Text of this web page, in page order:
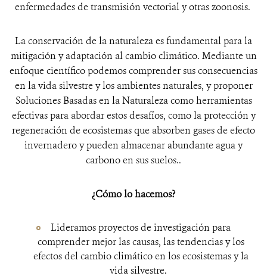
enfermedades de transmisión vectorial y otras zoonosis.
La conservación de la naturaleza es fundamental para la
mitigación y adaptación al cambio climático. Mediante un
enfoque científico podemos comprender sus consecuencias
en la vida silvestre y los ambientes naturales, y proponer
Soluciones Basadas en la Naturaleza como herramientas
efectivas para abordar estos desafíos, como la protección y
regeneración de ecosistemas que absorben gases de efecto
invernadero y pueden almacenar abundante agua y
carbono en sus suelos..
¿Cómo lo hacemos?
Lideramos proyectos de investigación para
comprender mejor las causas, las tendencias y los
efectos del cambio climático en los ecosistemas y la
vida silvestre.